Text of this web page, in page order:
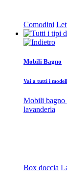
Comodini
Mobili Bagno
Vai a tutti i
Mobili bagno
lavanderia
Box doccia